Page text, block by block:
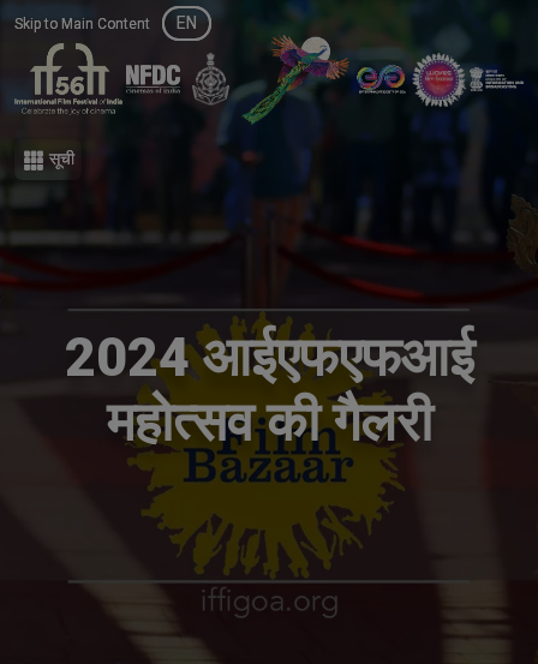
Skip to Main Content EN
सूची
Skip to Main Content EN
सूची
2024 आईएफएफआई
महोत्सव की गैलरी